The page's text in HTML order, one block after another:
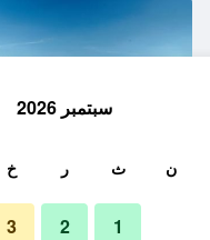
سبتمبر 2026
ن ث ر خ
1
2
3